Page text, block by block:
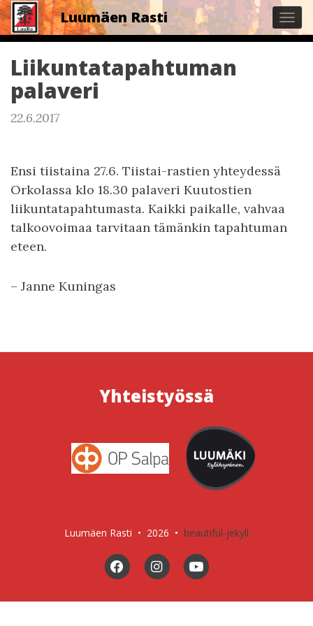
Luumäen Rasti
Liikuntatapahtuman
palaveri
22.6.2017
Ensi tiistaina 27.6. Tiistai-rastien yhteydessä
Orkolassa klo 18.30 palaveri Kuutostien
liikuntatapahtumasta. Kaikki paikalle, vahvaa
talkoovoimaa tarvitaan tämänkin tapahtuman
eteen.
– Janne Kuningas
Yhteistyössä
Luumäen Rasti • 2026 • beautiful-jekyll
Facebook Instagram